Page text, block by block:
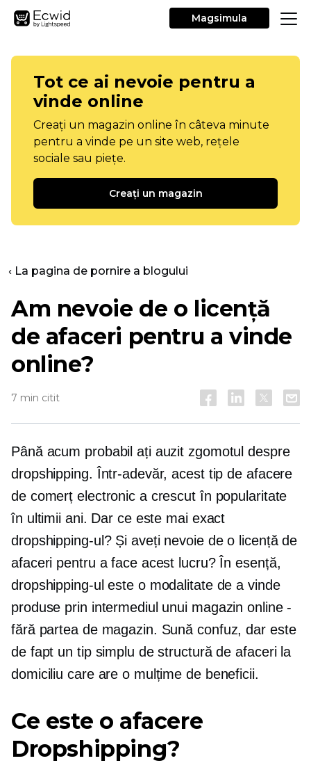
Magsimula
Tot ce ai nevoie pentru a
vinde online
Creați un magazin online în câteva minute
pentru a vinde pe un site web, rețele
sociale sau piețe.
Creați un magazin
‹ La pagina de pornire a blogului
Am nevoie de o licență
de afaceri pentru a vinde
online?
7 min citit
Până acum probabil ați auzit zgomotul despre
dropshipping. Într-adevăr, acest tip de afacere
de comerț electronic a crescut în popularitate
în ultimii ani. Dar ce este mai exact
dropshipping-ul? Și aveți nevoie de o licență de
afaceri pentru a face acest lucru? În esență,
dropshipping-ul este o modalitate de a vinde
produse prin intermediul unui magazin online -
fără partea de magazin. Sună confuz, dar este
de fapt un tip simplu de structură de afaceri la
domiciliu care are o mulțime de beneficii.
Ce este o afacere
Dropshipping?